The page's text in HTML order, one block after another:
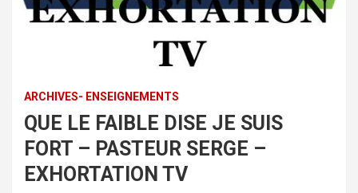
ARCHIVES- ENSEIGNEMENTS
QUE LE FAIBLE DISE JE SUIS
FORT – PASTEUR SERGE –
EXHORTATION TV